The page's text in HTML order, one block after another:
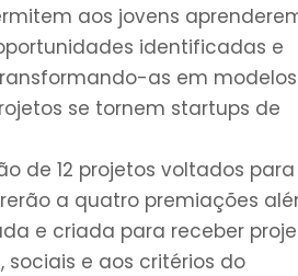
aos jovens
identificadas e
as em
se tornem startups de
de 12 projetos voltados
a quatro premiações
e criada para receber
e aos critérios do